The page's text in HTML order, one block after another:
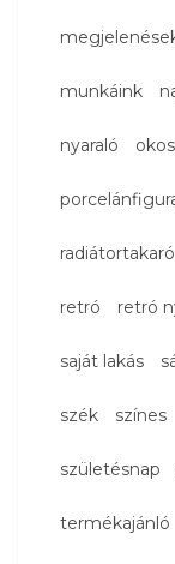
munkáink
nyaraló
retró retró
saját lakás
szék színes
születésnap
termékajánló